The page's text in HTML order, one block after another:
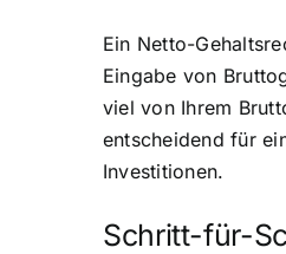
Ein Netto-
Eingabe von
viel von Ihrem
entscheidend für
Investitionen.
Schritt-für-